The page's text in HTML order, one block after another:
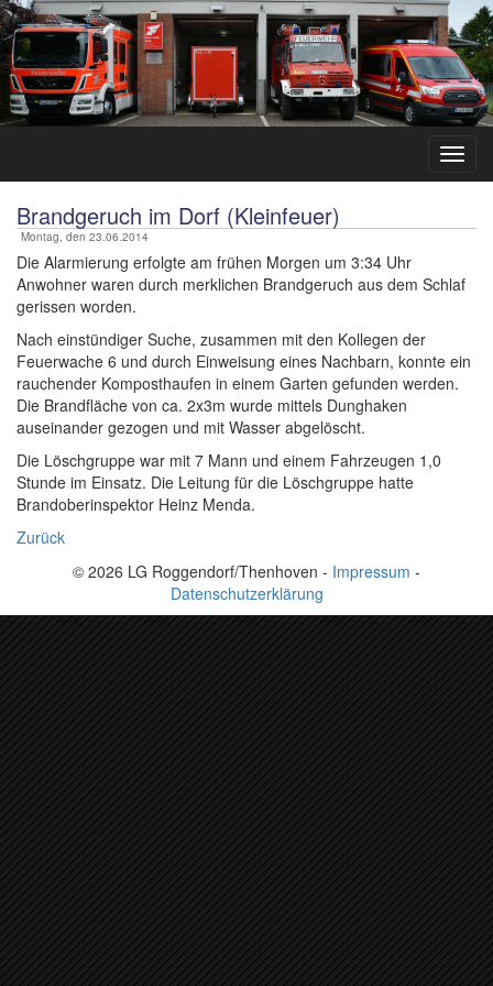
Brandgeruch im Dorf (Kleinfeuer)
Montag, den 23.06.2014
Die Alarmierung erfolgte am frühen Morgen um 3:34 Uhr
Anwohner waren durch merklichen Brandgeruch aus dem Schlaf
gerissen worden.
Nach einstündiger Suche, zusammen mit den Kollegen der
Feuerwache 6 und durch Einweisung eines Nachbarn, konnte ein
rauchender Komposthaufen in einem Garten gefunden werden.
Die Brandfläche von ca. 2x3m wurde mittels Dunghaken
auseinander gezogen und mit Wasser abgelöscht.
Die Löschgruppe war mit 7 Mann und einem Fahrzeugen 1,0
Stunde im Einsatz. Die Leitung für die Löschgruppe hatte
Brandoberinspektor Heinz Menda.
Zurück
© 2026 LG Roggendorf/Thenhoven - Impressum -
Datenschutzerklärung